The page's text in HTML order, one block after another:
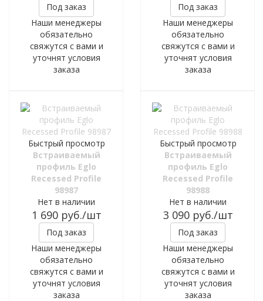
Под заказ
Наши менеджеры
обязательно
свяжутся с вами и
уточнят условия
заказа
Под заказ
Наши менеджеры
обязательно
свяжутся с вами и
уточнят условия
заказа
Быстрый просмотр
Встраиваемый
профиль Eglo
Recessed Profile
98987
Нет в наличии
1 690руб./шт
Под заказ
Наши менеджеры
обязательно
свяжутся с вами и
уточнят условия
заказа
Быстрый просмотр
Встраиваемый
профиль Eglo
Recessed Profile
98988
Нет в наличии
3 090руб./шт
Под заказ
Наши менеджеры
обязательно
свяжутся с вами и
уточнят условия
заказа